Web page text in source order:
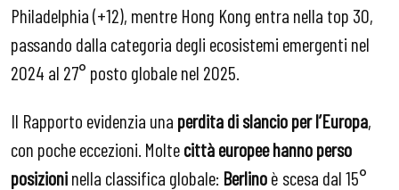
Philadelphia (+12), mentre Hong Kong entra nella top 30,
passando dalla categoria degli ecosistemi emergenti nel
2024 al 27° posto globale nel 2025.
Il Rapporto evidenzia una perdita di slancio per l’Europa,
con poche eccezioni. Moltecittà europee hanno perso
posizioninella classifica globale: Berlinoè scesa dal 15°